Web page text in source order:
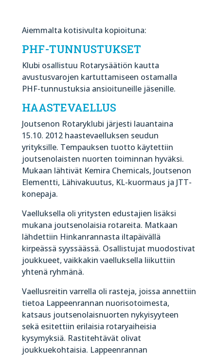
Aiemmalta kotisivulta kopioituna:
PHF-TUNNUSTUKSET
Klubi osallistuu Rotarysäätiön kautta
avustusvarojen kartuttamiseen ostamalla
PHF-tunnustuksia ansioituneille jäsenille.
HAASTEVAELLUS
Joutsenon Rotaryklubi järjesti lauantaina
15.10. 2012 haastevaelluksen seudun
yrityksille. Tempauksen tuotto käytettiin
joutsenolaisten nuorten toiminnan hyväksi.
Mukaan lähtivät Kemira Chemicals, Joutsenon
Elementti, Lähivakuutus, KL-kuormaus ja JTT-
konepaja.
Vaelluksella oli yritysten edustajien lisäksi
mukana joutsenolaisia rotareita. Matkaan
lähdettiin Hinkanrannasta iltapäivällä
kirpeässä syyssäässä. Osallistujat muodostivat
joukkueet, vaikkakin vaelluksella liikuttiin
yhtenä ryhmänä.
Vaellusreitin varrella oli rasteja, joissa annettiin
tietoa Lappeenrannan nuorisotoimesta,
katsaus joutsenolaisnuorten nykyisyyteen
sekä esitettiin erilaisia rotaryaiheisia
kysymyksiä. Rastitehtävät olivat
joukkuekohtaisia. Lappeenrannan